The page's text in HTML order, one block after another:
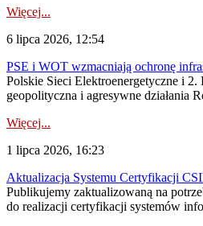
Więcej...
6 lipca 2026, 12:54
PSE i WOT wzmacniają ochronę
Polskie Sieci Elektroenergetyczne i
geopolityczna i agresywne działania
Więcej...
1 lipca 2026, 16:23
Aktualizacja Systemu Certyfikacji
Publikujemy zaktualizowaną na
do realizacji certyfikacji systemów